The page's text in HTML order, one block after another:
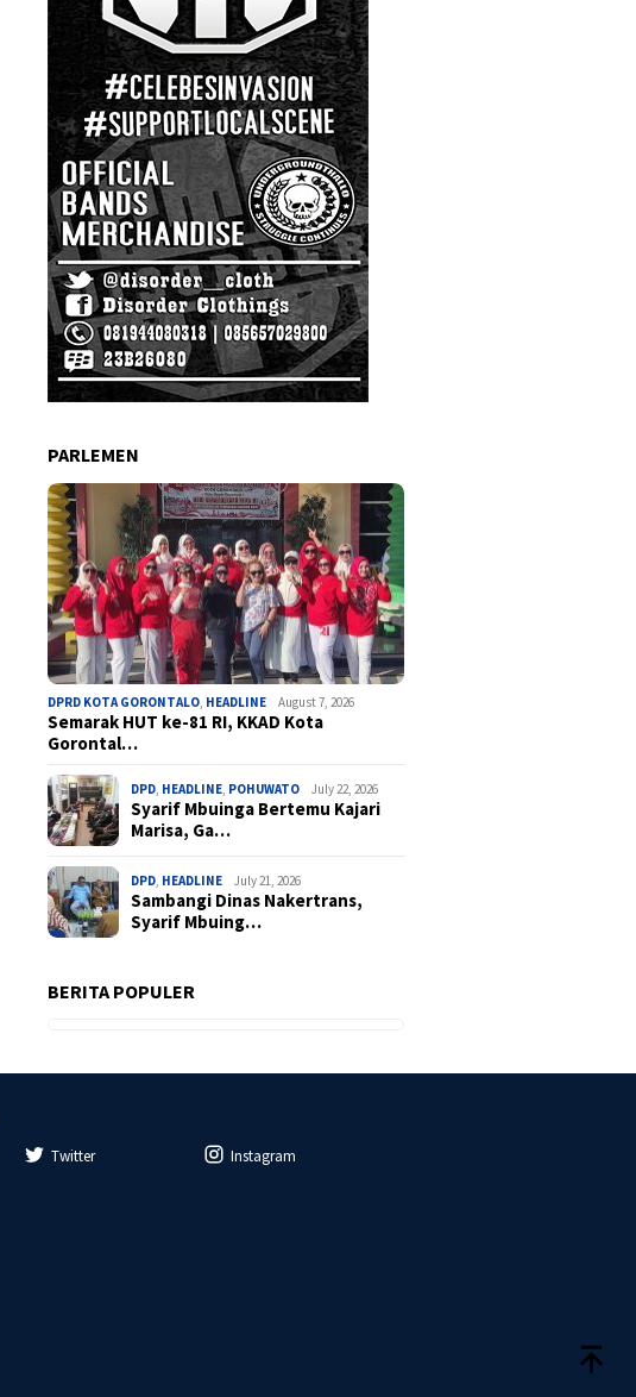
PARLEMEN
DPRD KOTA GORONTALO, HEADLINE August 7, 2026
Semarak HUT ke-81 RI, KKAD Kota
Gorontal…
DPD, HEADLINE, POHUWATO July 22, 2026
Syarif Mbuinga Bertemu Kajari
Marisa, Ga…
DPD, HEADLINE July 21, 2026
Sambangi Dinas Nakertrans,
Syarif Mbuing…
BERITA POPULER
Twitter
Instagram